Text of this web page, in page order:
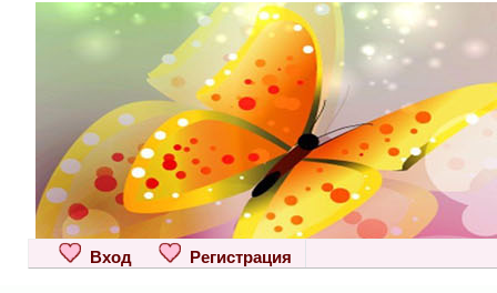
Вход Регистрация